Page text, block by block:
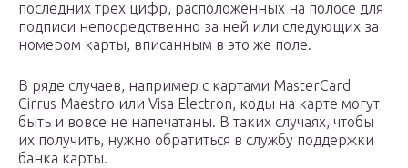
последних трех цифр, расположенных на полосе для
подписи непосредственно за ней или следующих за
номером карты, вписанным в это же поле.
В ряде случаев, например с картами MasterCard
Cirrus Maestro или Visa Electron, коды на карте могут
быть и вовсе не напечатаны. В таких случаях, чтобы
их получить, нужно обратиться в службу поддержки
банка карты.